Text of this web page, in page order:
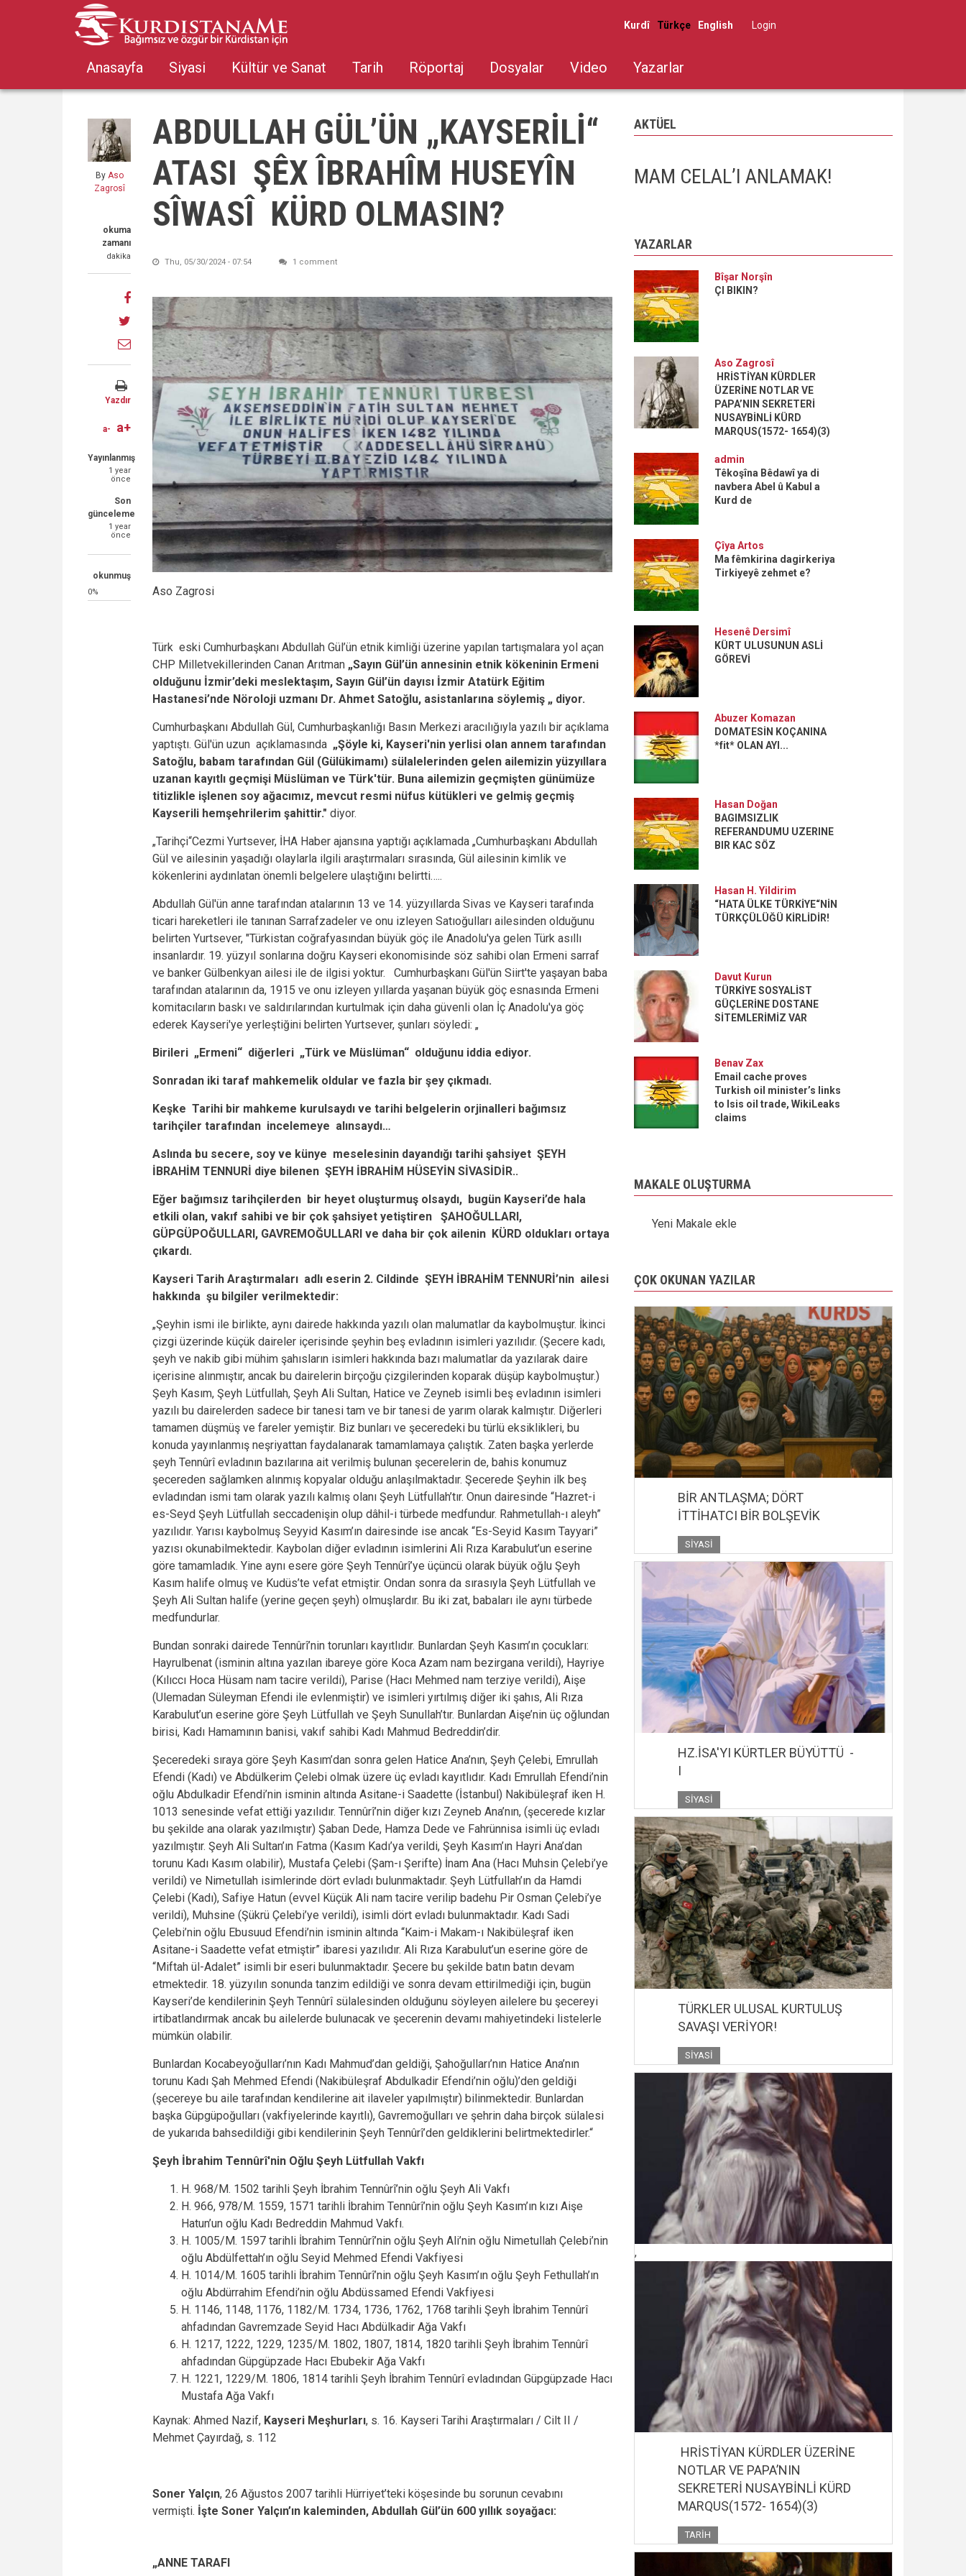
Kurdî Türkçe English
User
menu
Log in
Anasayfa Siyasi Kültür ve Sanat Tarih Röportaj Dosyalar Video Yazarlar
By Aso
Zagrosî
okuma
zamanı
dakika
Share
Facebook
Share
on
Twitter
Share
through
email
Yazdır
a- a+
Yayınlanmış
1 year
önce
Son
günceleme
1 year
önce
okunmuş
0%
ABDULLAH GÜL’ÜN „KAYSERİLİ“
ATASI ŞÊX ÎBRAHÎM HUSEYÎN
SÎWASÎ KÜRD OLMASIN?
Thu, 05/30/2024 - 07:54 1 comment
Aso Zagrosi
Türk eski Cumhurbaşkanı Abdullah Gül’ün etnik kimliği üzerine yapılan tartışmalara yol açan
CHP Milletvekillerinden Canan Arıtman „Sayın Gül’ün annesinin etnik kökeninin Ermeni
olduğunu İzmir’deki meslektaşım, Sayın Gül’ün dayısı İzmir Atatürk Eğitim
Hastanesi’nde Nöroloji uzmanı Dr. Ahmet Satoğlu, asistanlarına söylemiş „ diyor.
Cumhurbaşkanı Abdullah Gül, Cumhurbaşkanlığı Basın Merkezi aracılığıyla yazılı bir açıklama
yaptıştı. Gül'ün uzun açıklamasında „Şöyle ki, Kayseri'nin yerlisi olan annem tarafından
Satoğlu, babam tarafından Gül (Gülükimamı) sülalelerinden gelen ailemizin yüzyıllara
uzanan kayıtlı geçmişi Müslüman ve Türk'tür. Buna ailemizin geçmişten günümüze
titizlikle işlenen soy ağacımız, mevcut resmi nüfus kütükleri ve gelmiş geçmiş
Kayserili hemşehrilerim şahittir." diyor.
„Tarihçi“Cezmi Yurtsever, İHA Haber ajansına yaptığı açıklamada „Cumhurbaşkanı Abdullah
Gül ve ailesinin yaşadığı olaylarla ilgili araştırmaları sırasında, Gül ailesinin kimlik ve
kökenlerini aydınlatan önemli belgelere ulaştığını belirtti…..
Abdullah Gül'ün anne tarafından atalarının 13 ve 14. yüzyıllarda Sivas ve Kayseri tarafında
ticari hareketleri ile tanınan Sarrafzadeler ve onu izleyen Satıoğulları ailesinden olduğunu
belirten Yurtsever, "Türkistan coğrafyasından büyük göç ile Anadolu'ya gelen Türk asıllı
insanlardır. 19. yüzyıl sonlarına doğru Kayseri ekonomisinde söz sahibi olan Ermeni sarraf
ve banker Gülbenkyan ailesi ile de ilgisi yoktur. Cumhurbaşkanı Gül'ün Siirt'te yaşayan baba
tarafından atalarının da, 1915 ve onu izleyen yıllarda yaşanan büyük göç esnasında Ermeni
komitacıların baskı ve saldırılarından kurtulmak için daha güvenli olan İç Anadolu'ya göç
ederek Kayseri'ye yerleştiğini belirten Yurtsever, şunları söyledi: „
Birileri „Ermeni“ diğerleri „Türk ve Müslüman“ olduğunu iddia ediyor.
Sonradan iki taraf mahkemelik oldular ve fazla bir şey çıkmadı.
Keşke Tarihi bir mahkeme kurulsaydı ve tarihi belgelerin orjinalleri bağımsız
tarihçiler tarafından incelemeye alınsaydı…
Aslında bu secere, soy ve künye meselesinin dayandığı tarihi şahsiyet ŞEYH
İBRAHİM TENNURİ diye bilenen ŞEYH İBRAHİM HÜSEYİN SİVASİDİR..
Eğer bağımsız tarihçilerden bir heyet oluşturmuş olsaydı, bugün Kayseri’de hala
etkili olan, vakıf sahibi ve bir çok şahsiyet yetiştiren ŞAHOĞULLARI,
GÜPGÜPOĞULLARI, GAVREMOĞULLARI ve daha bir çok ailenin KÜRD oldukları ortaya
çıkardı.
Kayseri Tarih Araştırmaları adlı eserin 2. Cildinde ŞEYH İBRAHİM TENNURİ’nin ailesi
hakkında şu bilgiler verilmektedir:
„Şeyhin ismi ile birlikte, aynı dairede hakkında yazılı olan malumatlar da kaybolmuştur. İkinci
çizgi üzerinde küçük daireler içerisinde şeyhin beş evladının isimleri yazılıdır. (Şecere kadı,
şeyh ve nakib gibi mühim şahısların isimleri hakkında bazı malumatlar da yazılarak daire
içerisine alınmıştır, ancak bu dairelerin birçoğu çizgilerinden koparak düşüp kaybolmuştur.)
Şeyh Kasım, Şeyh Lütfullah, Şeyh Ali Sultan, Hatice ve Zeyneb isimli beş evladının isimleri
yazılı bu dairelerden sadece bir tanesi tam ve bir tanesi de yarım olarak kalmıştır. Diğerleri
tamamen düşmüş ve fareler yemiştir. Biz bunları ve şeceredeki bu türlü eksiklikleri, bu
konuda yayınlanmış neşriyattan faydalanarak tamamlamaya çalıştık. Zaten başka yerlerde
şeyh Tennûrî evladının bazılarına ait verilmiş bulunan şecerelerin de, bahis konumuz
şecereden sağlamken alınmış kopyalar olduğu anlaşılmaktadır. Şecerede Şeyhin ilk beş
evladından ismi tam olarak yazılı kalmış olanı Şeyh Lütfullah’tır. Onun dairesinde “Hazret-i
es-Seyd Şeyh Lütfullah seccadenişin olup dâhil-i türbede medfundur. Rahmetullah-ı aleyh”
yazılıdır. Yarısı kaybolmuş Seyyid Kasım’ın dairesinde ise ancak “Es-Seyid Kasım Tayyari”
yazısı okunabilmektedir. Kaybolan diğer evladının isimlerini Ali Rıza Karabulut’un eserine
göre tamamladık. Yine aynı esere göre Şeyh Tennûrî’ye üçüncü olarak büyük oğlu Şeyh
Kasım halife olmuş ve Kudüs’te vefat etmiştir. Ondan sonra da sırasıyla Şeyh Lütfullah ve
Şeyh Ali Sultan halife (yerine geçen şeyh) olmuşlardır. Bu iki zat, babaları ile aynı türbede
medfundurlar.
Bundan sonraki dairede Tennûrî’nin torunları kayıtlıdır. Bunlardan Şeyh Kasım’ın çocukları:
Hayrulbenat (isminin altına yazılan ibareye göre Koca Azam nam bezirgana verildi), Hayriye
(Kılıccı Hoca Hüsam nam tacire verildi), Parise (Hacı Mehmed nam terziye verildi), Aişe
(Ulemadan Süleyman Efendi ile evlenmiştir) ve isimleri yırtılmış diğer iki şahıs, Ali Rıza
Karabulut’un eserine göre Şeyh Lütfullah ve Şeyh Sunullah’tır. Bunlardan Aişe’nin üç oğlundan
birisi, Kadı Hamamının banisi, vakıf sahibi Kadı Mahmud Bedreddin’dir.
Şeceredeki sıraya göre Şeyh Kasım’dan sonra gelen Hatice Ana’nın, Şeyh Çelebi, Emrullah
Efendi (Kadı) ve Abdülkerim Çelebi olmak üzere üç evladı kayıtlıdır. Kadı Emrullah Efendi’nin
oğlu Abdulkadir Efendi’nin isminin altında Asitane-i Saadette (İstanbul) Nakibüleşraf iken H.
1013 senesinde vefat ettiği yazılıdır. Tennûrî’nin diğer kızı Zeyneb Ana’nın, (şecerede kızlar
bu şekilde ana olarak yazılmıştır) Şaban Dede, Hamza Dede ve Fahrünnisa isimli üç evladı
yazılmıştır. Şeyh Ali Sultan’ın Fatma (Kasım Kadı’ya verildi, Şeyh Kasım’ın Hayri Ana’dan
torunu Kadı Kasım olabilir), Mustafa Çelebi (Şam-ı Şerifte) İnam Ana (Hacı Muhsin Çelebi’ye
verildi) ve Nimetullah isimlerinde dört evladı bulunmaktadır. Şeyh Lütfullah’ın da Hamdi
Çelebi (Kadı), Safiye Hatun (evvel Küçük Ali nam tacire verilip badehu Pir Osman Çelebi’ye
verildi), Muhsine (Şükrü Çelebi’ye verildi), isimli dört evladı bulunmaktadır. Kadı Sadi
Çelebi’nin oğlu Ebusuud Efendi’nin isminin altında “Kaim-i Makam-ı Nakibüleşraf iken
Asitane-i Saadette vefat etmiştir” ibaresi yazılıdır. Ali Rıza Karabulut’un eserine göre de
“Miftah ül-Adalet” isimli bir eseri bulunmaktadır. Şecere bu şekilde batın batın devam
etmektedir. 18. yüzyılın sonunda tanzim edildiği ve sonra devam ettirilmediği için, bugün
Kayseri’de kendilerinin Şeyh Tennûrî sülalesinden olduğunu söyleyen ailelere bu şecereyi
irtibatlandırmak ancak bu ailelerde bulunacak ve şecerenin devamı mahiyetindeki listelerle
mümkün olabilir.
Bunlardan Kocabeyoğulları’nın Kadı Mahmud’dan geldiği, Şahoğulları’nın Hatice Ana’nın
torunu Kadı Şah Mehmed Efendi (Nakibüleşraf Abdulkadir Efendi’nin oğlu)’den geldiği
(şecereye bu aile tarafından kendilerine ait ilaveler yapılmıştır) bilinmektedir. Bunlardan
başka Güpgüpoğulları (vakfiyelerinde kayıtlı), Gavremoğulları ve şehrin daha birçok sülalesi
de yukarıda bahsedildiği gibi kendilerinin Şeyh Tennûrî’den geldiklerini belirtmektedirler.“
Şeyh İbrahim Tennûrî'nin Oğlu Şeyh Lütfullah Vakfı
H. 968/M. 1502 tarihli Şeyh İbrahim Tennûrî’nin oğlu Şeyh Ali Vakfı
H. 966, 978/M. 1559, 1571 tarihli İbrahim Tennûrî’nin oğlu Şeyh Kasım’ın kızı Aişe
Hatun’un oğlu Kadı Bedreddin Mahmud Vakfı.
H. 1005/M. 1597 tarihli İbrahim Tennûrî’nin oğlu Şeyh Ali’nin oğlu Nimetullah Çelebi’nin
oğlu Abdülfettah’ın oğlu Seyid Mehmed Efendi Vakfiyesi
H. 1014/M. 1605 tarihli İbrahim Tennûrî’nin oğlu Şeyh Kasım’ın oğlu Şeyh Fethullah’ın
oğlu Abdürrahim Efendi’nin oğlu Abdüssamed Efendi Vakfiyesi
H. 1146, 1148, 1176, 1182/M. 1734, 1736, 1762, 1768 tarihli Şeyh İbrahim Tennûrî
ahfadından Gavremzade Seyid Hacı Abdülkadir Ağa Vakfı
H. 1217, 1222, 1229, 1235/M. 1802, 1807, 1814, 1820 tarihli Şeyh İbrahim Tennûrî
ahfadından Güpgüpzade Hacı Ebubekir Ağa Vakfı
H. 1221, 1229/M. 1806, 1814 tarihli Şeyh İbrahim Tennûrî evladından Güpgüpzade Hacı
Mustafa Ağa Vakfı
Kaynak: Ahmed Nazif, Kayseri Meşhurları, s. 16. Kayseri Tarihi Araştırmaları / Cilt II /
Mehmet Çayırdağ, s. 112
Soner Yalçın, 26 Ağustos 2007 tarihli Hürriyet’teki köşesinde bu sorunun cevabını
vermişti. İşte Soner Yalçın’ın kaleminden, Abdullah Gül’ün 600 yıllık soyağacı:
„ANNE TARAFI
AKTÜEL
MAM CELAL’I ANLAMAK!
YAZARLAR
Bîşar Norşîn
ÇI BIKIN?
Aso Zagrosî
HRİSTİYAN KÜRDLER
ÜZERİNE NOTLAR VE
PAPA’NIN SEKRETERİ
NUSAYBİNLİ KÜRD
MARQUS(1572- 1654)(3)
admin
Têkoşîna Bêdawî ya di
navbera Abel û Kabul a
Kurd de
Çîya Artos
Ma fêmkirina dagirkeriya
Tirkiyeyê zehmet e?
Hesenê Dersimî
KÜRT ULUSUNUN ASLİ
GÖREVİ
Abuzer Komazan
DOMATESİN KOÇANINA
*fit* OLAN AYI...
Hasan Doğan
BAGIMSIZLIK
REFERANDUMU UZERINE
BIR KAC SÖZ
Hasan H. Yildirim
“HATA ÜLKE TÜRKİYE“NİN
TÜRKÇÜLÜĞÜ KİRLİDİR!
Davut Kurun
TÜRKİYE SOSYALİST
GÜÇLERİNE DOSTANE
SİTEMLERİMİZ VAR
Benav Zax
Email cache proves
Turkish oil minister’s links
to Isis oil trade, WikiLeaks
claims
MAKALE OLUŞTURMA
Yeni Makale ekle
ÇOK OKUNAN YAZILAR
BİR ANTLAŞMA; DÖRT
İTTİHATCI BİR BOLŞEVİK
SIYASI
HZ.İSA'YI KÜRTLER BÜYÜTTÜ -
I
SIYASI
TÜRKLER ULUSAL KURTULUŞ
SAVAŞI VERİYOR!
SIYASI
,
HRİSTİYAN KÜRDLER ÜZERİNE
NOTLAR VE PAPA’NIN
SEKRETERİ NUSAYBİNLİ KÜRD
MARQUS(1572- 1654)(3)
TARIH